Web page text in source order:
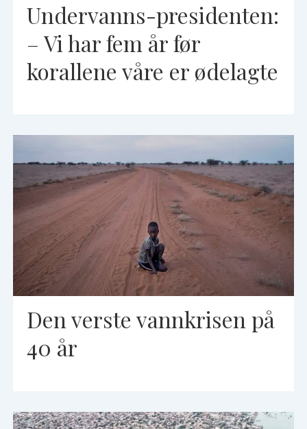
Undervanns-presidenten:
– Vi har fem år før
korallene våre er ødelagte
Den verste vannkrisen på
40 år